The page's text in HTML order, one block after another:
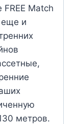
Match
еще и
метров.